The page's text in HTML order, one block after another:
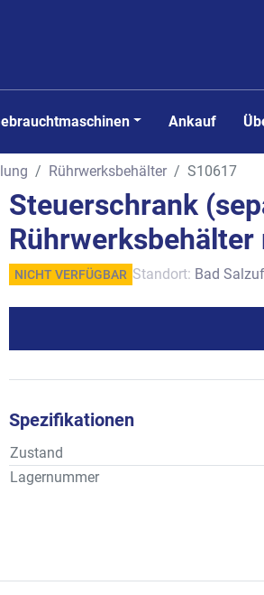
Gebrauchtmaschinen Ankauf
Rührwerksbehälter S10617
Steuerschrank
Rührwerksbehälter
NICHT VERFÜGBAR Standort: Bad
Spezifikationen
Zustand
Lagernummer